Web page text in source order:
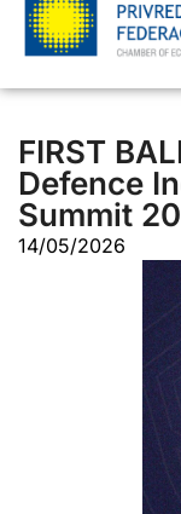
FIRST
Defence
Summit
14/05/2026